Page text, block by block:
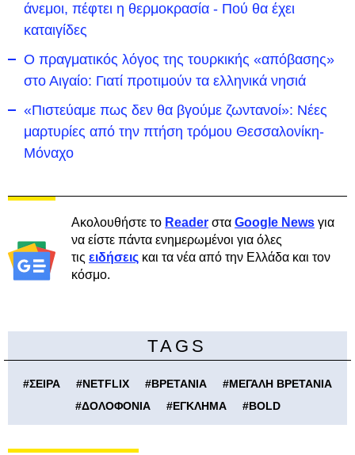
άνεμοι, πέφτει η θερμοκρασία - Πού θα έχει
καταιγίδες
Ο πραγματικός λόγος της τουρκικής «απόβασης»
στο Αιγαίο: Γιατί προτιμούν τα ελληνικά νησιά
«Πιστεύαμε πως δεν θα βγούμε ζωντανοί»: Νέες
μαρτυρίες από την πτήση τρόμου Θεσσαλονίκη-
Μόναχο
Ακολουθήστε το Reader στα Google News για
να είστε πάντα ενημερωμένοι για όλες
τις ειδήσεις και τα νέα από την Ελλάδα και τον
κόσμο.
TAGS
#ΣΕΙΡΑ #NETFLIX #ΒΡΕΤΑΝΙΑ #ΜΕΓΑΛΗ ΒΡΕΤΑΝΙΑ
#ΔΟΛΟΦΟΝΙΑ #ΕΓΚΛΗΜΑ #BOLD